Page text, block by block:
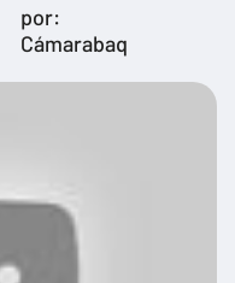
por:
Cámarabaq